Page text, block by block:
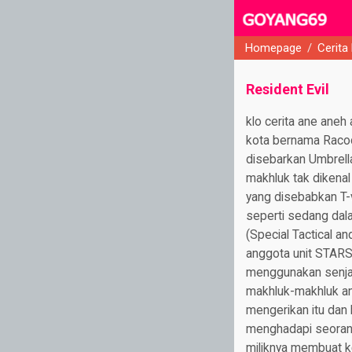
Homepage / Cerita
Resident Evil
klo cerita ane aneh aneh maap ya agan agan semua . masih nubie soalnya . Kisahnya bermula dari sebuah kota bernama Racoon City, sebuah kota yang tenang dan damai, sampai terjadinya bencana virus yang disebarkan Umbrella Corp. Kota itu mulai menjadi kota yang mencekam dengan munculnya makhluk-makhluk tak dikenal yang meminta banyak korban. Seluruh kota dipenuhi zombie hasil perubahan genetik yang disebabkan T-virus itu. Malapetaka itu menyebabkan Racoon City lumpuh total menjadi puing-puing seperti sedang dalam situasi perang. Tindakan diambil dengan mengirimkan pasukan khusus STARS (Special Tactical and Rescue Squad) untuk mengendalikan situasi. Jill Valentine (23 th), salah satu anggota unit STARS, adalah seorang gadis yang berkemauan keras dan cerdas, dia mahir dalam menggunakan senjata dan teknik membuka kunci. Dalam misi ini Jill terhalang beberapa kali oleh makhluk-makhluk aneh dan penduduk yang telah berubah menjadi zombie. Dia menjelajahi kota mengerikan itu dan bertarung mati-matian dengan mereka. Di suatu sudut kota dia sedang sIbuk menghadapi seorang zombie yang menghadangnya, dengan sebuah tembakan dari S&W 44 magnum miliknya membuat kepala zombie itu pecah dan roboh ke tanah. Jill terus berjalan sampai ke sebuah gang yang terhalang sebuah truk yang hancur menabrak tembok, dikursi kemudi tampak mayat si sopir dan temannya yang kondisinya mengenaskan. Jill bukanlah Jill jika melihat mayat saja menghentikan langkahnya, maka dengan hati-hati dia memanjat truk itu dan mengintai situasi di gang. Gang itu berbentuk perempatan yang dikelilingi gedung-gedung tinggi. Sebagai tentara yang terlatih tentu dia mengecek dulu situasi di sana, dilihatnya setiap sisi, yakin tidak ada apa-apa dia meloncat turun dari truk itu. Masih dengan waspada diintainya